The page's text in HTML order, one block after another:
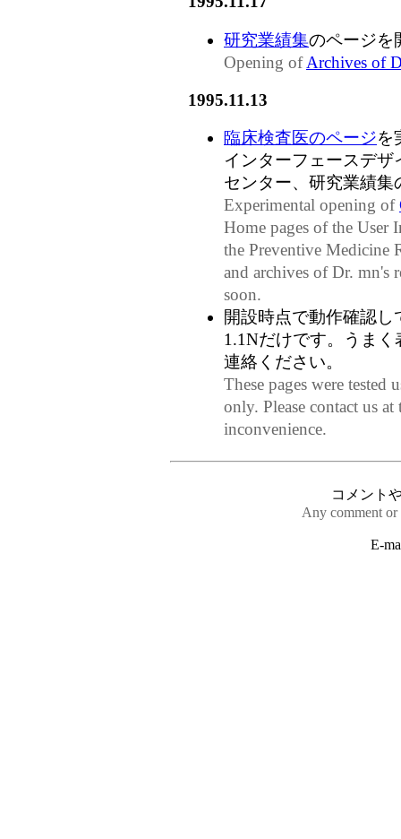
研究業績集のページを
Opening ofArchives of
1995.11.13
臨床検査医のページを
インターフェースデ
センター、研究業績
Experimental opening of
Home pages of the User
the Preventive Medicine
and archives of Dr. mn's
soon.
開設時点で動作確認し
1.1Nだけです。うま
連絡ください。
These pages were tested
only. Please contact us
inconvenience.
コメント
Any comment or
E-